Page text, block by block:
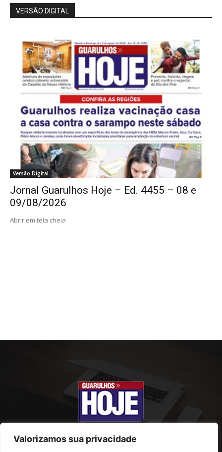
Valorizamos sua privacidade
VERSÃO DIGITAL
Versão Digital
Jornal Guarulhos Hoje – Ed. 4455 – 08 e
09/08/2026
Abrir em tela cheia